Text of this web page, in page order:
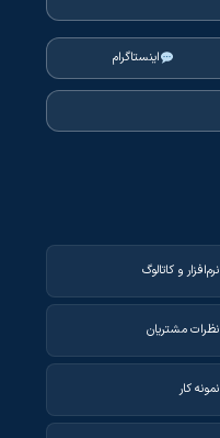
اینستاگرام
نرم‌افزار و کاتالوگ
نظرات مشتریان
نمونه کار